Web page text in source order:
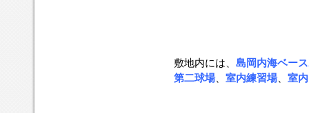
敷地内には、 島岡内海ベー
第二球場
室内練習場 室